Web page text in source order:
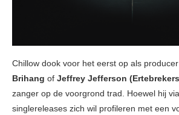
Chillow dook voor het eerst op als
Brihang of Jeffrey Jefferson (Ertebrekers
zanger op de voorgrond trad. Hoewel hij
singlereleases zich wil profileren met een